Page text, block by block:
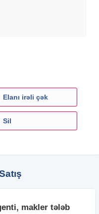
və satış
və mövcud
yerinə yetirilməsi
sonadək
Elanı irəli çək
Sil
makler tələb